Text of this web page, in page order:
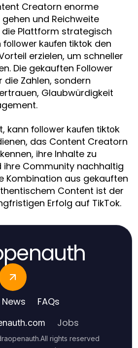
Creatorn enorme
und Reichweite
die Plattform strategisch
follower kaufen tiktok den
erzielen, um schneller
Die gekauften Follower
die Zahlen, sondern
Glaubwürdigkeit
kann follower kaufen tiktok
das Content Creatorn
ihre Inhalte zu
ihre Community nachhaltig
Kombination aus gekauften
Content ist der
Erfolg auf TikTok.
News FAQs
Jobs
.All rights reserved